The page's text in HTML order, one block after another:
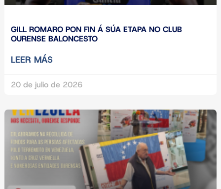
GILL ROMARO PON FIN Á SÚA ETAPA NO CLUB
OURENSE BALONCESTO
LEER MÁS
20 de julio de 2026